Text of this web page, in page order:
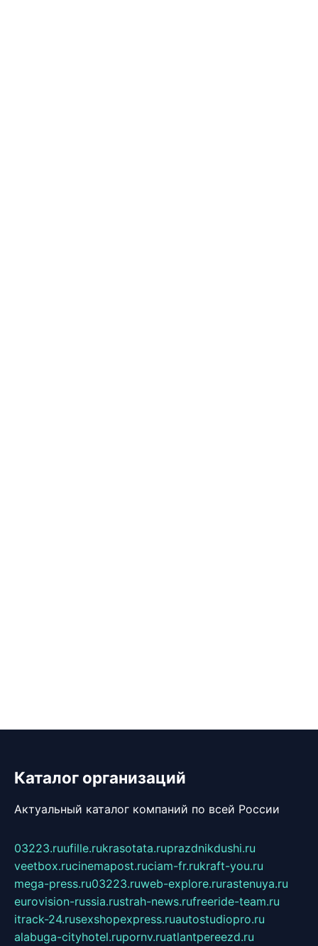
Каталог организаций
Актуальный каталог компаний по всей России
03223.ruufille.rukrasotata.ruprazdnikdushi.ru
veetbox.rucinemapost.ruciam-fr.rukraft-you.ru
mega-press.ru03223.ruweb-explore.rurastenuya.ru
eurovision-russia.rustrah-news.rufreeride-team.ru
itrack-24.rusexshopexpress.ruautostudiopro.ru
alabuga-cityhotel.rupornv.ruatlantpereezd.ru